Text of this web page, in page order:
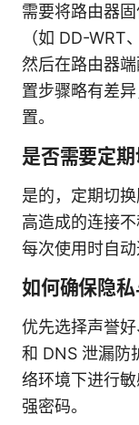
需要将路由器
（如 DD-WRT
然后在路由器
置步骤略有差
置。
是否需要定期
是的，定期切
高造成的连接
每次使用时自动
如何确保隐私
优先选择声誉
和 DNS 泄漏防
络环境下进行
强密码。